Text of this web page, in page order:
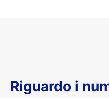
Riguardo i